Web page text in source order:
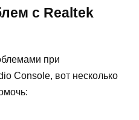
с Realtek
при
Console, вот несколько